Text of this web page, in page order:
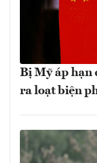
Bị Mỹ áp hạn
ra loạt biện